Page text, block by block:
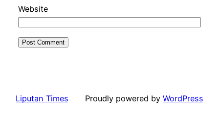
Website
Liputan Times Proudly powered by WordPress